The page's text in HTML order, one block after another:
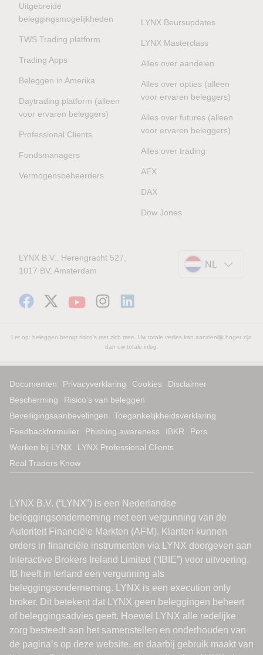
Uitgebreide
beleggingsmogelijkheden
TWS Trading platform
Trading Apps
Beleggen in Amerika
Daytrading platform (alleen
voor ervaren beleggers)
Professional Clients
Fondsmanagers
Vermogensbeheerders
LYNX Beursupdates
LYNX Masterclass
Alles over aandelen
Alles over opties (alleen
voor ervaren beleggers)
Alles over futures (alleen
voor ervaren beleggers)
Alles over trading
AEX
DAX
Dow Jones
LYNX B.V., Herengracht 527,
1017 BV, Amsterdam
NL
Let op: beleggen brengt risico's met zich mee. Uw totale verlies kan aanzienlijk hoger zijn
dan uw totale inleg.
Documenten Privacyverklaring Cookies
Disclaimer
Bescherming
Risico’s van beleggen
Beveiligingsaanbevelingen
Toegankelijkheidsverklaring
Feedbackformulier
Phishing awareness IBKR
Pers
Werken bij LYNX
LYNX Professional Clients
Real Traders Know